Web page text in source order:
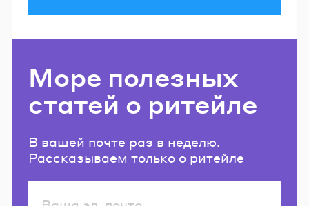
Море полезных
статей о ритейле
В вашей почте раз в неделю.
Рассказываем только о ритейле